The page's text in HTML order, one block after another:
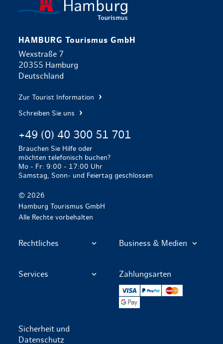
HAMBURG Tourismus GmbH
Wexstraße 7
20355 Hamburg
Deutschland
Zur Tourist Information
Schreiben Sie uns
+49 (0) 40 300 51 701
Brauchen Sie Hilfe oder
möchten telefonisch buchen?
Mo - Fr: 9:00 - 17:00 Uhr
Samstag, Sonn- und Feiertag geschlossen
© 2026
Hamburg Tourismus GmbH
Alle Rechte vorbehalten
Rechtliches Business & Medien
Services Zahlungsarten
PayPal
Sicherheit und
Datenschutz